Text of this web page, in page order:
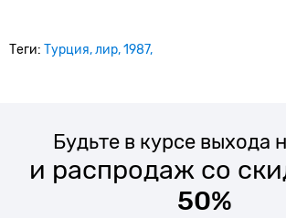
Теги: Турция лир 1987
Будьте в курсе выхода
и распродаж со
50%